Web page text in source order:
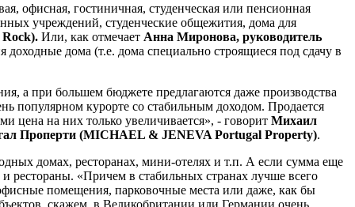
офисная, гостиничная, студенческая или пенсионная
учреждений, студенческие общежития, дома для
Rock). Или, как отмечает Анна Миронова, руководитель
дома (т.е. дома специально строящиеся под сдачу в
а при большем бюджете предлагаются даже производства
популярном курорте со стабильным доходом. Продается
цена на них только увеличивается», - говорит Михаил
Проперти (MICHAEL & JENEVA Portugal Property).
домах, ресторанах, мини-отелях и т.п. А если сумма еще
рестораны. «Причем в стабильных странах лучше всего
помещения, парковочные места или даже, как бы
скажем, в Великобритании или Германии очень